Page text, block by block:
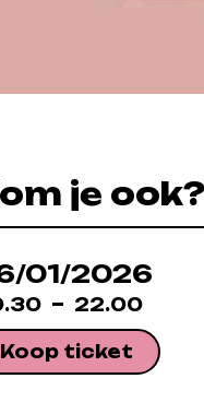
je ook?
01/2026
22.00
Koop ticket